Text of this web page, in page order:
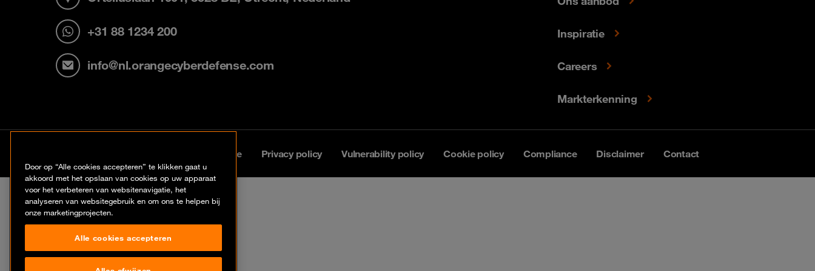
+31 88 1234 200
info@nl.orangecyberdefense.com
Inspiratie
Careers
Markterkenning
Legal Notice Privacy policy Vulnerability policy Cookie policy Compliance Disclaimer Contact
Door op “Alle cookies accepteren” te klikken gaat u
akkoord met het opslaan van cookies op uw apparaat
voor het verbeteren van websitenavigatie, het
analyseren van websitegebruik en om ons te helpen bij
onze marketingprojecten.
Alle cookies accepteren